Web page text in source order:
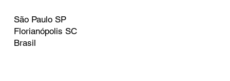
São Paulo SP
Florianópolis SC
Brasil